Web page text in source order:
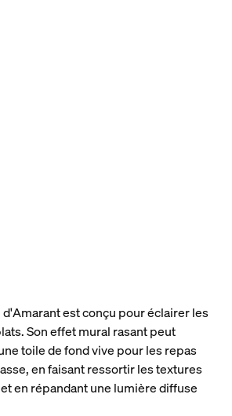
est conçu pour éclairer les
Son effet mural rasant peut
toile de fond vive pour les repas
en faisant ressortir les textures
en répandant une lumière diffuse